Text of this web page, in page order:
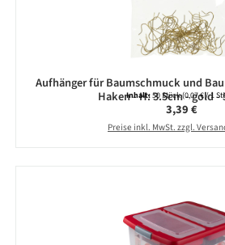
Aufhänger für Baumschmuck und
Haken - H: 3.5cm - gold -
Inhalt:50 Stück(0,07 € / 1
Regulärer
3,39 €
Preise inkl. MwSt. zzgl.